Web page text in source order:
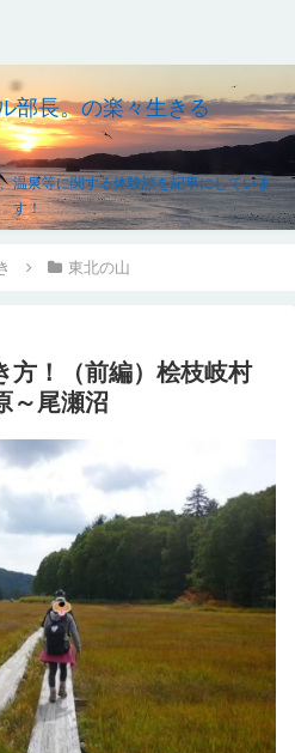
部長。の楽々生きる
温泉等に関する体験談を記事にしていま
す！
東北の山
方！（前編）桧枝岐村
～尾瀬沼